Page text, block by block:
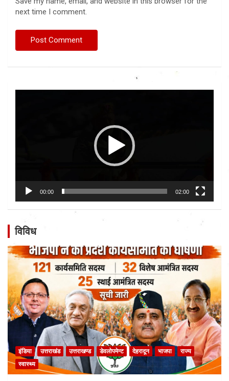
next time I comment.
00:00 02:00
विविध
इंडिया उत्तराखंड उत्तराखण्ड डेवलोपमेन्ट देहरादून भाजपा
राज्य
स्वास्थ्य